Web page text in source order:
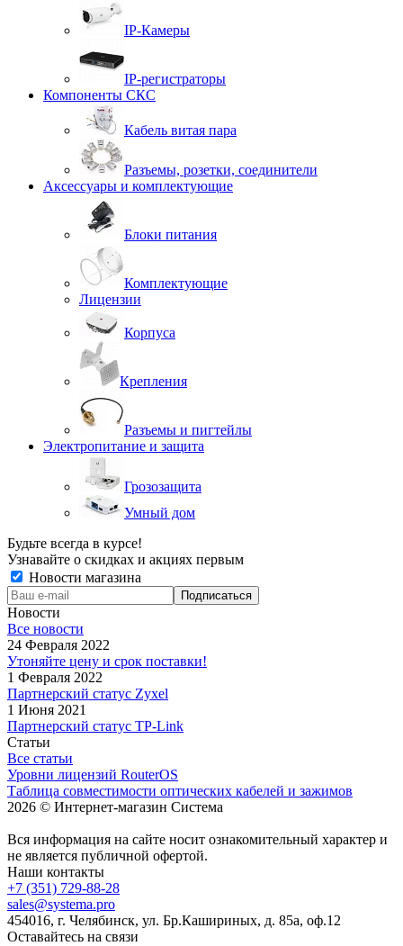
IP-Камеры
IP-регистраторы
Компоненты СКС
Кабель витая пара
Разъемы, розетки, соединители
Аксессуары и комплектующие
Блоки питания
Комплектующие
Лицензии
Корпуса
Крепления
Разъемы и пигтейлы
Электропитание и защита
Грозозащита
Умный дом
Будьте всегда в курсе!
Узнавайте о скидках и акциях первым
Новости магазина
Новости
Все новости
24 Февраля 2022
Утоняйте цену и срок поставки!
1 Февраля 2022
Партнерский статус Zyxel
1 Июня 2021
Партнерский статус TP-Link
Статьи
Все статьи
Уровни лицензий RouterOS
Таблица совместимости оптических кабелей и зажимов
2026 © Интернет-магазин Система
Вся информация на сайте носит ознакомительный характер и
не является публичной офертой.
Наши контакты
+7 (351) 729-88-28
sales@systema.pro
454016, г. Челябинск, ул. Бр.Кашириных, д. 85а, оф.12
Оставайтесь на связи